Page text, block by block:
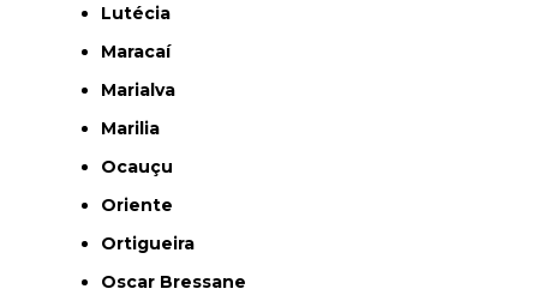
Lutécia
Maracaí
Marialva
Marilia
Ocauçu
Oriente
Ortigueira
Oscar Bressane